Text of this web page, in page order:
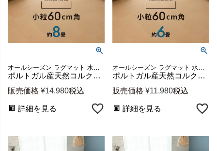
ポルトガル産天然コルクのジョイントマット ラコル小粒 36枚セット 約8畳 [84113-036]
販売価格 ¥14,980税込
詳細を見る
ポルトガル産天然コルクのジョイントマット ラコル小粒60cm 27枚セット 6畳分 [84113-027]
販売価格 ¥11,980税込
詳細を見る